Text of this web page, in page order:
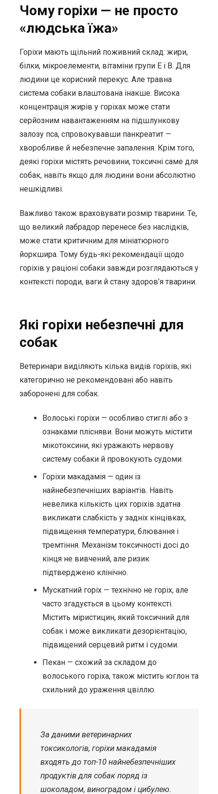
Чому горіхи — не просто
«людська їжа»
Горіхи мають щільний поживний склад: жири,
білки, мікроелементи, вітаміни групи E і B. Для
людини це корисний перекус. Але травна
система собаки влаштована інакше. Висока
концентрація жирів у горіхах може стати
серйозним навантаженням на підшлункову
залозу пса, спровокувавши панкреатит —
хворобливе й небезпечне запалення. Крім того,
деякі горіхи містять речовини, токсичні саме для
собак, навіть якщо для людини вони абсолютно
нешкідливі.
Важливо також враховувати розмір тварини. Те,
що великий лабрадор перенесе без наслідків,
може стати критичним для мініатюрного
йоркшира. Тому будь-які рекомендації щодо
горіхів у раціоні собаки завжди розглядаються у
контексті породи, ваги й стану здоров’я тварини.
Які горіхи небезпечні для
собак
Ветеринари виділяють кілька видів горіхів, які
категорично не рекомендовані або навіть
заборонені для собак.
Волоські горіхи — особливо стиглі або з
ознаками плісняви. Вони можуть містити
мікотоксини, які уражають нервову
систему собаки й провокують судоми.
Горіхи макадамія — один із
найнебезпечніших варіантів. Навіть
невелика кількість цих горіхів здатна
викликати слабкість у задніх кінцівках,
підвищення температури, блювання і
тремтіння. Механізм токсичності досі до
кінця не вивчений, але ризик
підтверджено клінічно.
Мускатний горіх — технічно не горіх, але
часто згадується в цьому контексті.
Містить міристицин, який токсичний для
собак і може викликати дезорієнтацію,
підвищений серцевий ритм і судоми.
Пекан — схожий за складом до
волоського горіха, також містить юглон та
схильний до ураження цвіллю.
За даними ветеринарних
токсикологів, горіхи макадамія
входять до топ-10 найнебезпечніших
продуктів для собак поряд із
шоколадом, виноградом і цибулею.